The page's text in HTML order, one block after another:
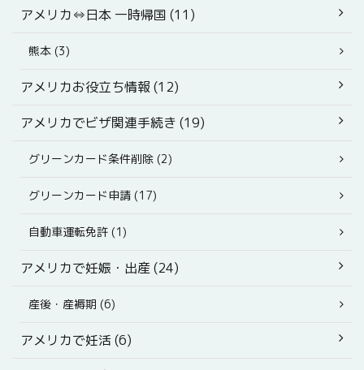
アメリカ⇔日本 一時帰国 (11)
熊本 (3)
アメリカお役立ち情報 (12)
アメリカでビザ関連手続き (19)
グリーンカード条件削除 (2)
グリーンカード申請 (17)
自動車運転免許 (1)
アメリカで妊娠・出産 (24)
産後・産褥期 (6)
アメリカで妊活 (6)